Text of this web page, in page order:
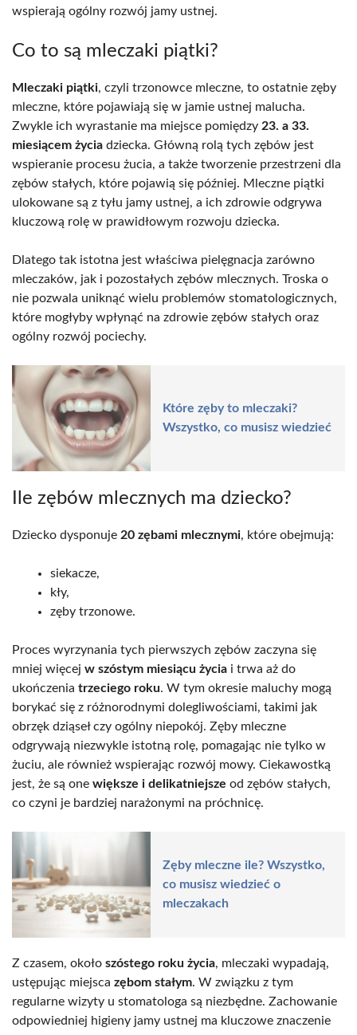
wspierają ogólny rozwój jamy ustnej.
Co to są mleczaki piątki?
Mleczaki piątki, czyli trzonowce mleczne, to ostatnie zęby
mleczne, które pojawiają się w jamie ustnej malucha.
Zwykle ich wyrastanie ma miejsce pomiędzy 23. a 33.
miesiącem życia dziecka. Główną rolą tych zębów jest
wspieranie procesu żucia, a także tworzenie przestrzeni dla
zębów stałych, które pojawią się później. Mleczne piątki
ulokowane są z tyłu jamy ustnej, a ich zdrowie odgrywa
kluczową rolę w prawidłowym rozwoju dziecka.
Dlatego tak istotna jest właściwa pielęgnacja zarówno
mleczaków, jak i pozostałych zębów mlecznych. Troska o
nie pozwala uniknąć wielu problemów stomatologicznych,
które mogłyby wpłynąć na zdrowie zębów stałych oraz
ogólny rozwój pociechy.
Które zęby to mleczaki?
Wszystko, co musisz wiedzieć
Ile zębów mlecznych ma dziecko?
Dziecko dysponuje 20 zębami mlecznymi, które obejmują:
siekacze,
kły,
zęby trzonowe.
Proces wyrzynania tych pierwszych zębów zaczyna się
mniej więcej w szóstym miesiącu życia i trwa aż do
ukończenia trzeciego roku. W tym okresie maluchy mogą
borykać się z różnorodnymi dolegliwościami, takimi jak
obrzęk dziąseł czy ogólny niepokój. Zęby mleczne
odgrywają niezwykle istotną rolę, pomagając nie tylko w
żuciu, ale również wspierając rozwój mowy. Ciekawostką
jest, że są one większe i delikatniejsze od zębów stałych,
co czyni je bardziej narażonymi na próchnicę.
Zęby mleczne ile? Wszystko,
co musisz wiedzieć o
mleczakach
Z czasem, około szóstego roku życia, mleczaki wypadają,
ustępując miejsca zębom stałym. W związku z tym
regularne wizyty u stomatologa są niezbędne. Zachowanie
odpowiedniej higieny jamy ustnej ma kluczowe znaczenie